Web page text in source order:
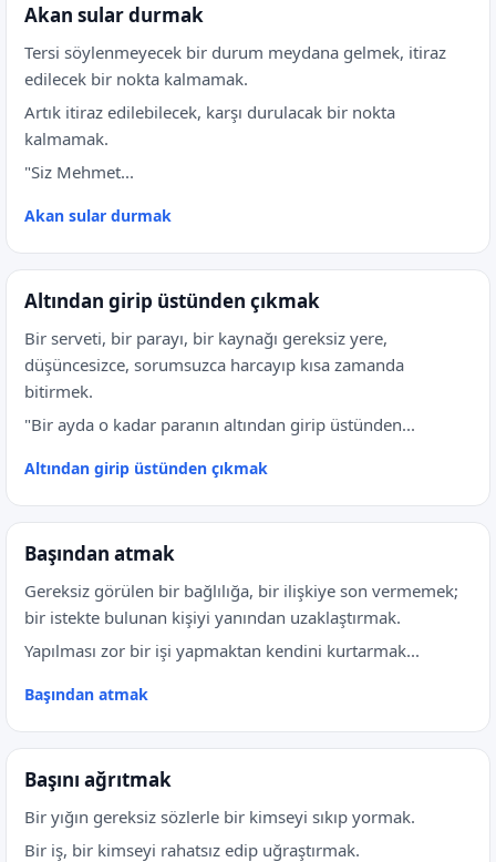
Akan sular durmak
Tersi söylenmeyecek bir durum meydana gelmek, itiraz
edilecek bir nokta kalmamak.
Artık itiraz edilebilecek, karşı durulacak bir nokta
kalmamak.
"Siz Mehmet...
Akan sular durmak
Altından girip üstünden çıkmak
Bir serveti, bir parayı, bir kaynağı gereksiz yere,
düşüncesizce, sorumsuzca harcayıp kısa zamanda
bitirmek.
"Bir ayda o kadar paranın altından girip üstünden...
Altından girip üstünden çıkmak
Başından atmak
Gereksiz görülen bir bağlılığa, bir ilişkiye son vermemek;
bir istekte bulunan kişiyi yanından uzaklaştırmak.
Yapılması zor bir işi yapmaktan kendini kurtarmak...
Başından atmak
Başını ağrıtmak
Bir yığın gereksiz sözlerle bir kimseyi sıkıp yormak.
Bir iş, bir kimseyi rahatsız edip uğraştırmak.